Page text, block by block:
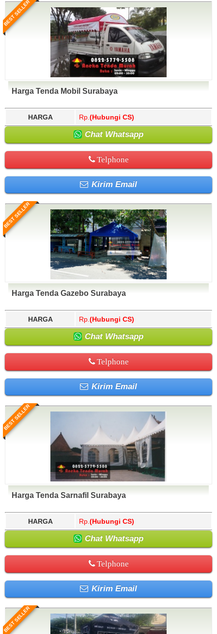
BEST SELLER
Harga Tenda Mobil Surabaya
HARGA Rp. (Hubungi CS)
Chat Whatsapp
Telphone
Kirim Email
BEST SELLER
Harga Tenda Gazebo Surabaya
HARGA Rp. (Hubungi CS)
Chat Whatsapp
Telphone
Kirim Email
BEST SELLER
Harga Tenda Sarnafil Surabaya
HARGA Rp. (Hubungi CS)
Chat Whatsapp
Telphone
Kirim Email
BEST SELLER